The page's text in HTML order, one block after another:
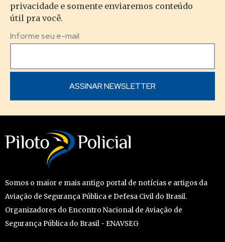
privacidade e somente enviaremos conteúdo
útil pra você.
Informe seu e-mail
Somos o maior e mais antigo portal de notícias e artigos da
Aviação de Segurança Pública e Defesa Civil do Brasil.
Organizadores do Encontro Nacional de Aviação de
Segurança Pública do Brasil - ENAVSEG